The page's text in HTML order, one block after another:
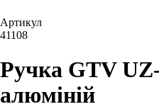
Артикул
41108
Ручка GTV
алюміній